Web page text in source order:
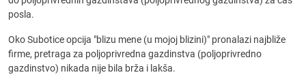
posla.
Oko Subotice opcija "blizu mene (u mojoj blizini)" pronalazi najbliže
firme, pretraga za poljoprivredna gazdinstva (poljoprivredno
gazdinstvo) nikada nije bila brža i lakša.